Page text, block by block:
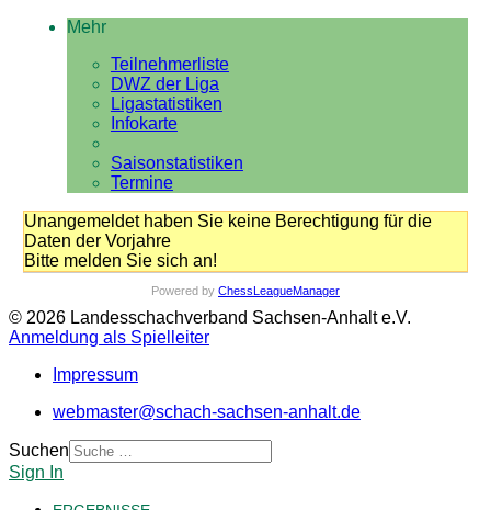
Mehr
Teilnehmerliste
DWZ der Liga
Ligastatistiken
Infokarte
Saisonstatistiken
Termine
Unangemeldet haben Sie keine Berechtigung für die
Daten der Vorjahre
Bitte melden Sie sich an!
Powered by ChessLeagueManager
© 2026 Landesschachverband Sachsen-Anhalt e.V.
Anmeldung als Spielleiter
Impressum
webmaster@schach-sachsen-anhalt.de
Suchen
Sign In